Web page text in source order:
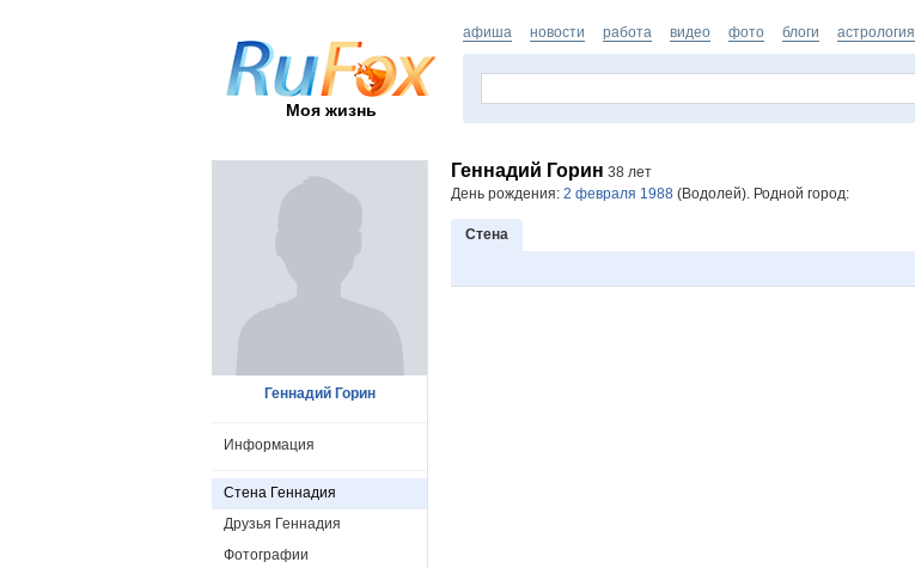
Моя жизнь
афиша новости работа видео фото блоги астрология
Геннадий Горин 38 лет
День рождения: 2 февраля 1988 (Водолей). Родной город:
Стена
Геннадий Горин
Информация
Стена Геннадия
Друзья Геннадия
Фотографии